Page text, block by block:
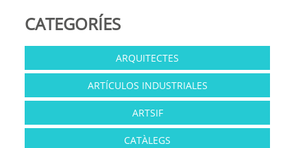
CATEGORÍES
ARQUITECTES
ARTÍCULOS INDUSTRIALES
ARTSIF
CATÀLEGS